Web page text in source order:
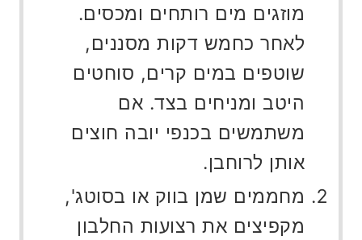
מוזגים מים רותחים ומכסים.
לאחר כחמש דקות מסננים,
שוטפים במים קרים, סוחטים
היטב ומניחים בצד. אם
משתמשים בכנפי יובה חוצים
אותן לרוחבן.
מחממים שמן בווק או בסוטג',
מקפיצים את רצועות החלבון